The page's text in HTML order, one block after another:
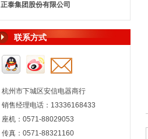
正泰集团股份有限公司
联系方式
杭州市下城区安信电器商行
销售经理电话：13336168433
座机：0571-88029053
传真：0571-88321160